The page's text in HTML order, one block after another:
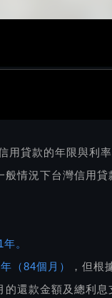
用貸款的年限與利
情況下台灣信用貸
。
（84個月）
，但根
的還款金額及總利